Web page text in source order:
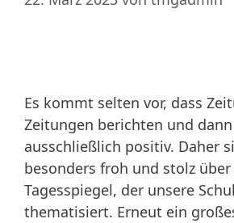
Es kommt selten vor, dass
Zeitungen berichten und
ausschließlich positiv. Daher
besonders froh und stolz
Tagesspiegel, der unsere
thematisiert. Erneut ein